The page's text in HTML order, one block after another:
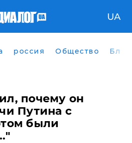
UA
россия Общество
почему он
Путина с
были